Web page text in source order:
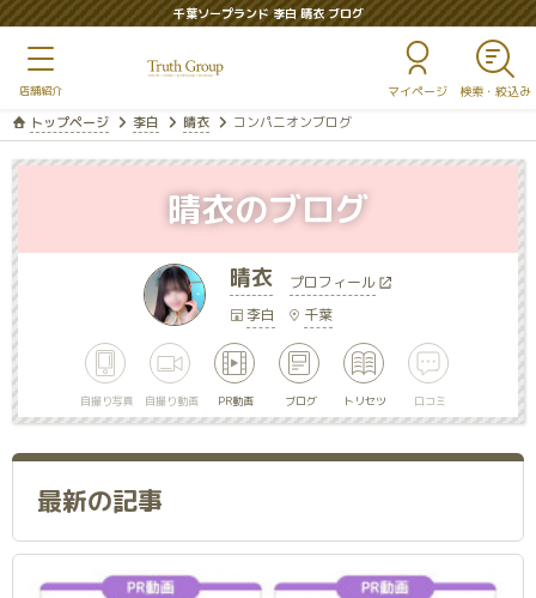
千葉ソープランド 李白 晴衣 ブログ
マイページ
トップページ 李白 晴衣 コンパニオンブログ
晴衣
プロフィール
李白
千葉
自撮り写真 自撮り動画 PR動画 ブログ トリセツ 口コミ
晴衣のブログ
最新の記事